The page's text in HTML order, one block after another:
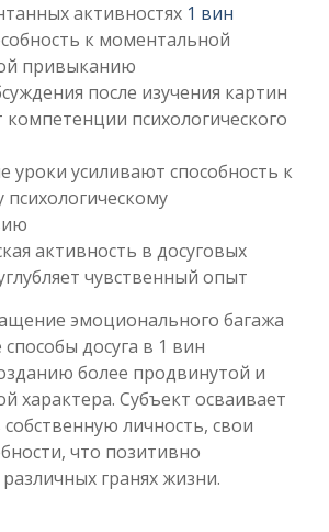
активностях 1 вин
к моментальной
привыканию
после изучения картин
психологического
уроки усиливают способность к
психологическому
активность в досуговых
чувственный опыт
эмоционального багажа
досуга в 1 вин
более продвинутой и
характера. Субъект осваивает
личность, свои
что позитивно
гранях жизни.